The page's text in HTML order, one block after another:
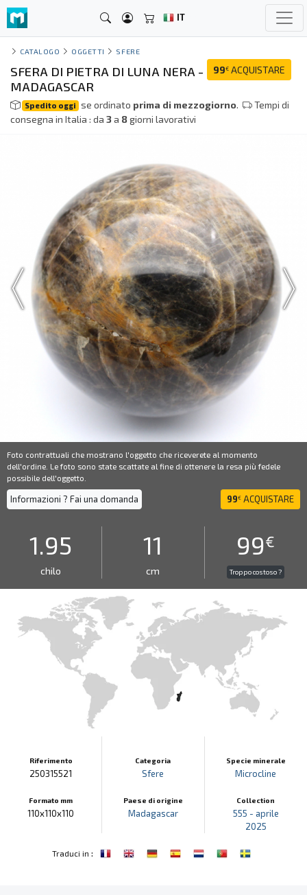
IT
CATALOGO OGGETTI SFERE
99€ ACQUISTARE
SFERA DI PIETRA DI LUNA NERA -
MADAGASCAR
Spedito oggi se ordinato prima di mezzogiorno.
Tempi di
consegna in Italia : da 3a 8giorni lavorativi
Foto contrattuali che mostrano l'oggetto che riceverete al momento
dell'ordine. Le foto sono state scattate al fine di ottenere la resa più fedele
possibile dell'oggetto.
Informazioni ? Fai una domanda 99€ ACQUISTARE
1.95
chilo
11
cm
99€
Troppo costoso ?
Riferimento
250315521
Formato mm
110x110x110
Categoria
Sfere
Paese di origine
Madagascar
Specie minerale
Microcline
Collection
555 - aprile
2025
Traduci in :